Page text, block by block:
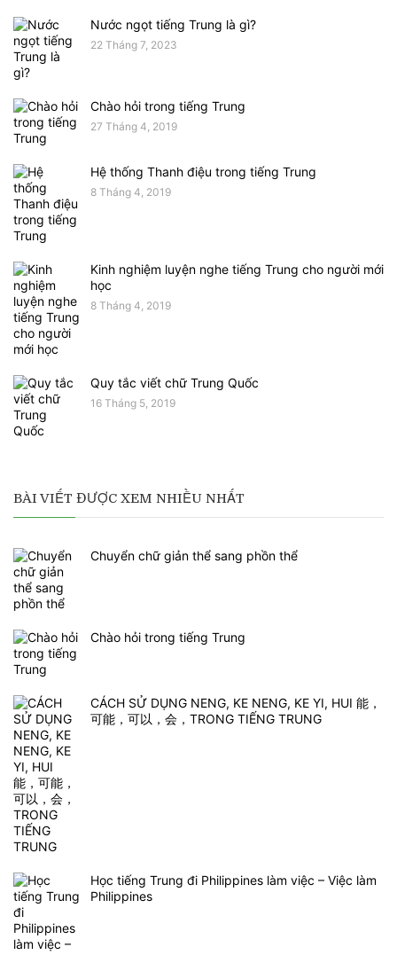
Nước ngọt tiếng Trung là gì?
22 Tháng 7, 2023
Chào hỏi trong tiếng Trung
27 Tháng 4, 2019
Hệ thống Thanh điệu trong tiếng Trung
8 Tháng 4, 2019
Kinh nghiệm luyện nghe tiếng Trung cho người mới
học
8 Tháng 4, 2019
Quy tắc viết chữ Trung Quốc
16 Tháng 5, 2019
BÀI VIẾT ĐƯỢC XEM NHIỀU NHẤT
Chuyển chữ giản thể sang phồn thể
Chào hỏi trong tiếng Trung
CÁCH SỬ DỤNG NENG, KE NENG, KE YI, HUI 能，
可能，可以，会，TRONG TIẾNG TRUNG
Học tiếng Trung đi Philippines làm việc – Việc làm
Philippines